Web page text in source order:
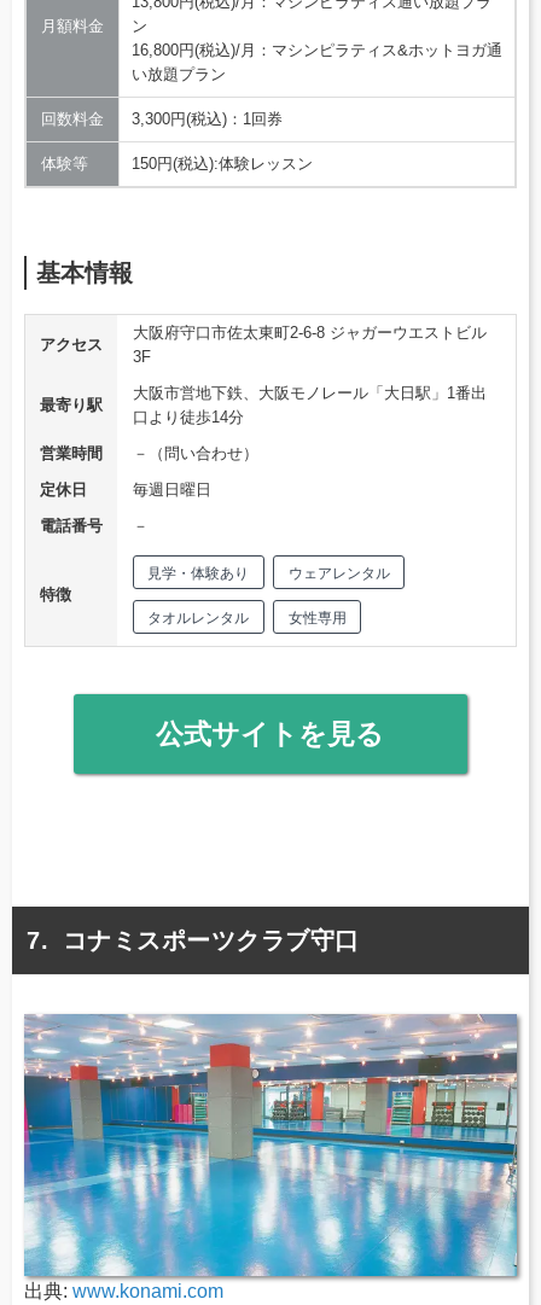
月額料金
ン
16,800円(税込)/月：マシンピラティス&ホットヨガ通
い放題プラン
回数料金 3,300円(税込)：1回券
体験等 150円(税込):体験レッスン
基本情報
アクセス
大阪府守口市佐太東町2-6-8 ジャガーウエストビル
3F
最寄り駅
大阪市営地下鉄、大阪モノレール「大日駅」1番出
口より徒歩14分
営業時間
－（問い合わせ）
定休日
毎週日曜日
電話番号
－
特徴
見学・体験あり ウェアレンタル
タオルレンタル 女性専用
公式サイトを見る
コナミスポーツクラブ守口
出典: www.konami.com